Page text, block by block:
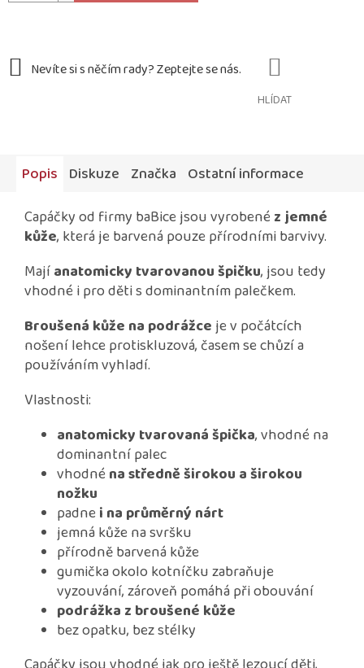
HLÍDAT
Popis Diskuze Značka Ostatní informace
Capáčky od firmy baBice jsou vyrobené z jemné
kůže, která je barvená pouze přírodními barvivy.
Majíanatomicky tvarovanou špičku, jsou tedy
vhodné i pro děti s dominantním palečkem.
Broušená kůže na podrážceje v počátcích
nošení lehce protiskluzová, časem se chůzí a
používáním vyhladí.
Vlastnosti:
anatomicky tvarovaná špička, vhodné na
dominantní palec
vhodné na středně širokou a širokou
nožku
padne i na průměrný nárt
jemná kůže na svršku
přírodně barvená kůže
gumička okolo kotníčku zabraňuje
vyzouvání, zároveň pomáhá při obouvání
podrážka z broušené kůže
bez opatku, bez stélky